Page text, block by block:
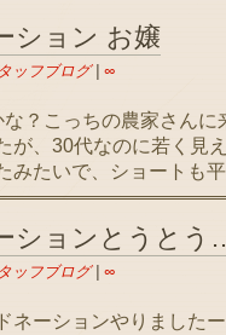
ション お嬢
ッフブログ| ∞
な？こっちの農家さん
が、30代なのに若く見
みたいで、ショートも
ションとうと
ッフブログ| ∞
ネーションやりました